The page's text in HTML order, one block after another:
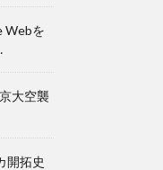
Webを
大空襲
開拓史